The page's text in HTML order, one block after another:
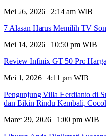
Mei 26, 2026 | 2:14 am WIB
7 Alasan Harus Memilih TV
Mei 14, 2026 | 10:50 pm WIB
Review Infinix GT 50 Pro
Mei 1, 2026 | 4:11 pm WIB
Pengunjung Villa Herdianto di
dan Bikin Rindu Kembali,
Maret 29, 2026 | 1:00 pm WIB